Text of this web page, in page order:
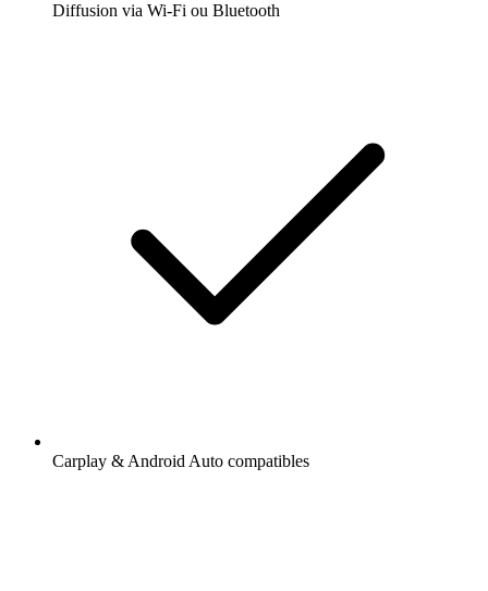
Diffusion via Wi-Fi ou Bluetooth
Carplay & Android Auto compatibles